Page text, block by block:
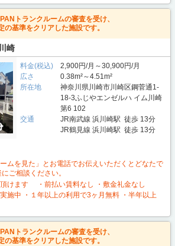
トランクルームの審査を受け、
の基準をクリアした施設です。
崎
料金(税込)
2,900円/月～30,900円/月
広さ
0.38m²～4.51m²
所在地
神奈川県川崎市川崎区鋼菅通1-
18-3ふじやエンゼルハ イム川崎
第6 102
交通
JR南武線 浜川崎駅 徒歩 13分
JR鶴見線 浜川崎駅 徒歩 13分
ームを見た」とお電話でお伝えいただくとどなたで
ご相談ください。
けます ・前払い賃料なし ・敷金礼金なし
施中 ・１年以上の利用で3ヶ月無料 ・半年以上
トランクルームの審査を受け、
の基準をクリアした施設です。